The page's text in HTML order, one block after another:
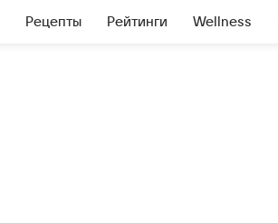
Рецепты Рейтинги Wellness